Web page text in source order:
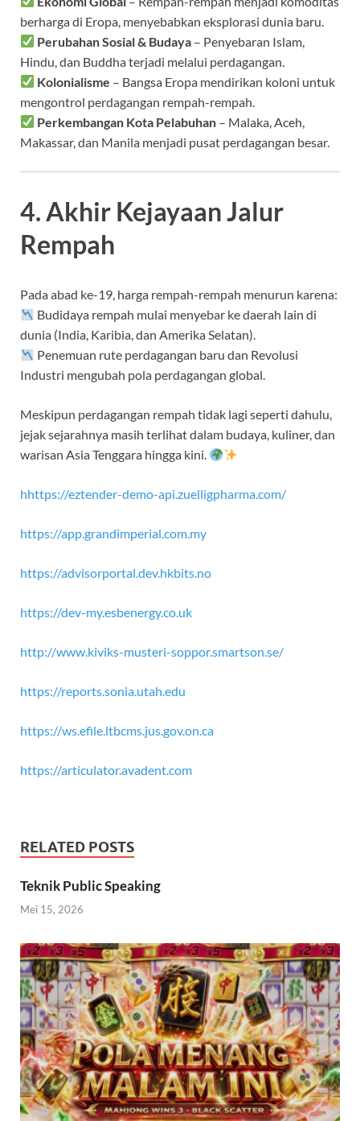
berharga di Eropa, menyebabkan eksplorasi dunia baru.
Perubahan Sosial & Budaya – Penyebaran Islam,
Hindu, dan Buddha terjadi melalui perdagangan.
Kolonialisme – Bangsa Eropa mendirikan koloni untuk
mengontrol perdagangan rempah-rempah.
Perkembangan Kota Pelabuhan – Malaka, Aceh,
Makassar, dan Manila menjadi pusat perdagangan besar.
4. Akhir Kejayaan Jalur
Rempah
Pada abad ke-19, harga rempah-rempah menurun karena:
Budidaya rempah mulai menyebar ke daerah lain di
dunia (India, Karibia, dan Amerika Selatan).
Penemuan rute perdagangan baru dan Revolusi
Industri mengubah pola perdagangan global.
Meskipun perdagangan rempah tidak lagi seperti dahulu,
jejak sejarahnya masih terlihat dalam budaya, kuliner, dan
warisan Asia Tenggara hingga kini.
hhttps://eztender-demo-api.zuelligpharma.com/
https://app.grandimperial.com.my
https://advisorportal.dev.hkbits.no
https://dev-my.esbenergy.co.uk
http://www.kiviks-musteri-soppor.smartson.se/
https://reports.sonia.utah.edu
https://ws.efile.ltbcms.jus.gov.on.ca
https://articulator.avadent.com
RELATED POSTS
Teknik Public Speaking
Mei 15, 2026